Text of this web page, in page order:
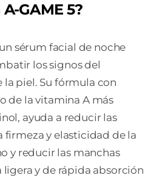
GAME 5?
un sérum facial de noche
los signos del
piel. Su fórmula con
de la vitamina A más
ayuda a reducir las
firmeza y elasticidad de la
y reducir las manchas
ligera y de rápida absorción